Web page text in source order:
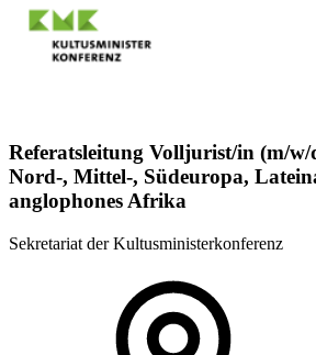
Referatsleitung Volljurist/in (m/
Nord-, Mittel-, Südeuropa,
anglophones Afrika
Sekretariat der Kultusministerkonferenz